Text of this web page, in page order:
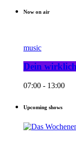
Now on air
music
Dein
07:00 - 13:00
Upcoming shows